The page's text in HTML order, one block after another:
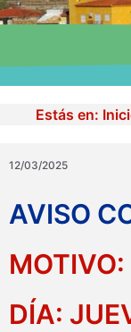
Estás en:
12/03/2025
AVISO
DÍA: